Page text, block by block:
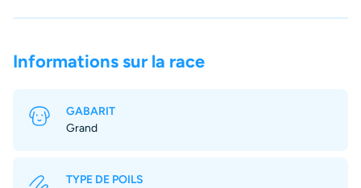
Informations sur la race
GABARIT
Grand
TYPE DE POILS